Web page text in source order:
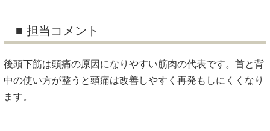
■ 担当コメント
後頭下筋は頭痛の原因になりやすい筋肉の代表です。首と背
中の使い方が整うと頭痛は改善しやすく再発もしにくくなり
ます。